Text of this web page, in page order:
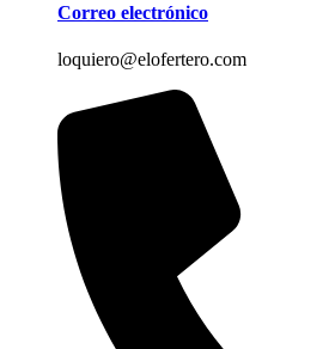
Correo electrónico
loquiero@elofertero.com